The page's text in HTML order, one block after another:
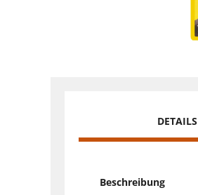
DETAILS
Beschreibung